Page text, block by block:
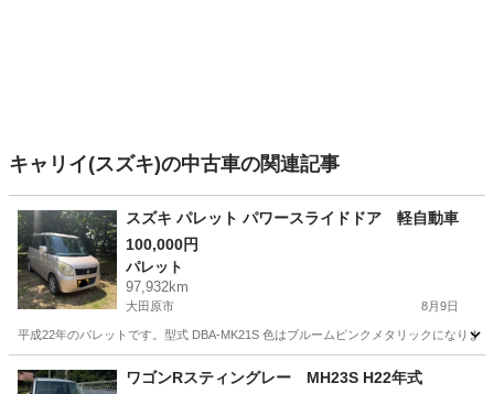
キャリイ(スズキ)の中古車の関連記事
スズキ パレット パワースライドドア 軽自動車
100,000円
パレット
97,932km
大田原市 8月9日
平成22年のパレットです。型式 DBA-MK21S 色はブルームピンクメタリックになり
栃木 大田原市 パレット
ワゴンRスティングレー MH23S H22年式